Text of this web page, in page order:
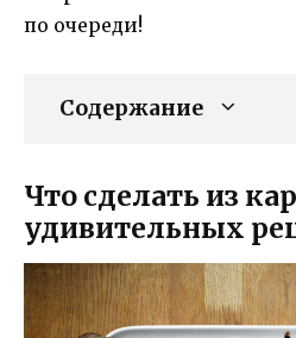
по очереди!
Содержание
Что сделать из
удивительных